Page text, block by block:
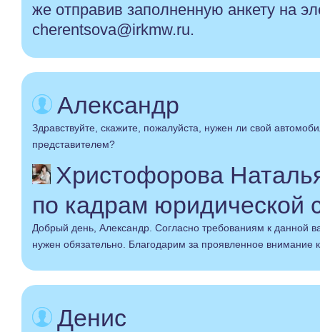
же отправив заполненную анкету на
cherentsova@irkmw.ru.
Александр
Здравствуйте, скажите, пожалуйста, нужен ли свой
представителем?
Христофорова
по кадрам юридической
Добрый день, Александр. Согласно требованиям к данной
нужен обязательно. Благодарим за проявленное
Денис